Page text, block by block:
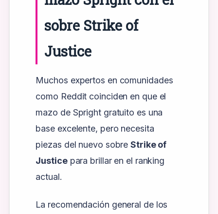
sobre Strike of
Justice
Muchos expertos en comunidades
como Reddit coinciden en que el
mazo de Spright gratuito es una
base excelente, pero necesita
piezas del nuevo sobreStrike of
Justicepara brillar en el ranking
actual.
La recomendación general de los